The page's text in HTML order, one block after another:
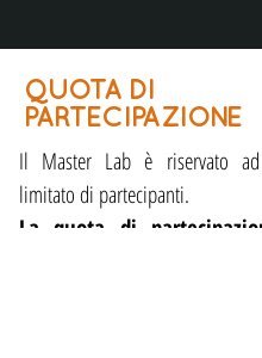
QUOTA DI
PARTECIPAZIONE
Il Master Lab è riservato
limitato di partecipanti.
La quota di